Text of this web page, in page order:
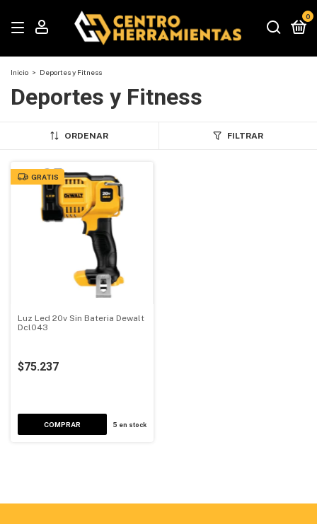
0
Inicio > Deportes y Fitness
Deportes y Fitness
ORDENAR FILTRAR
GRATIS
Luz Led 20v Sin Bateria Dewalt
Dcl043
$75.237
COMPRAR 5 en stock